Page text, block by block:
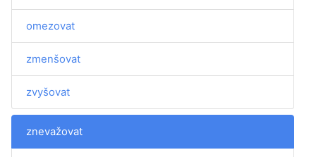
omezovat
zmenšovat
zvyšovat
znevažovat